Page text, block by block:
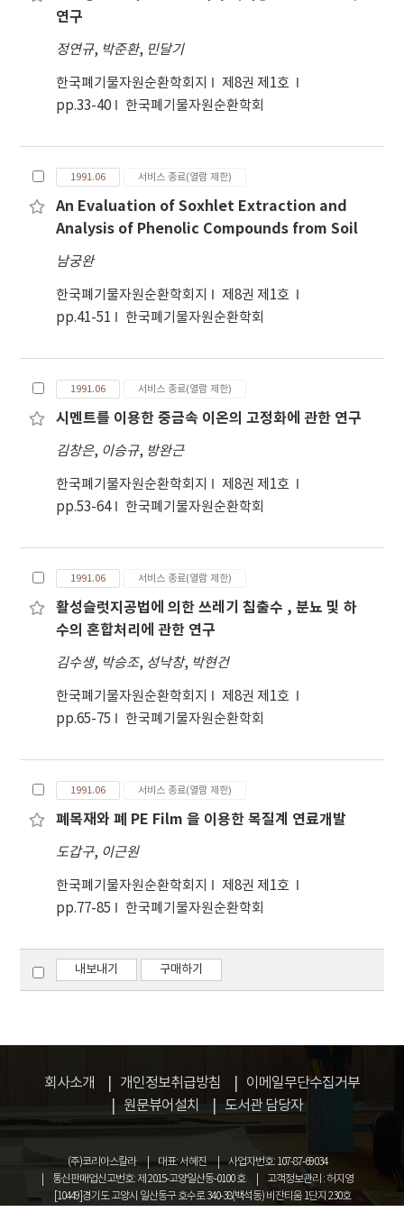
연구
정연규, 박준환, 민달기
한국폐기물자원순환학회지
제8권 제1호
pp.33-40
한국폐기물자원순환학회
1991.06 서비스 종료(열람 제한)
An Evaluation of Soxhlet Extraction and
Analysis of Phenolic Compounds from Soil
남궁완
한국폐기물자원순환학회지
제8권 제1호
pp.41-51
한국폐기물자원순환학회
1991.06 서비스 종료(열람 제한)
시멘트를 이용한 중금속 이온의 고정화에 관한 연구
김창은, 이승규, 방완근
한국폐기물자원순환학회지
제8권 제1호
pp.53-64
한국폐기물자원순환학회
1991.06 서비스 종료(열람 제한)
활성슬럿지공법에 의한 쓰레기 침출수 , 분뇨 및 하
수의 혼합처리에 관한 연구
김수생, 박승조, 성낙창, 박현건
한국폐기물자원순환학회지
제8권 제1호
pp.65-75
한국폐기물자원순환학회
1991.06 서비스 종료(열람 제한)
폐목재와 폐 PE Film 을 이용한 목질계 연료개발
도갑구, 이근원
한국폐기물자원순환학회지
제8권 제1호
pp.77-85
한국폐기물자원순환학회
내보내기 구매하기
회사소개 개인정보취급방침
이메일무단수집거부
원문뷰어설치
도서관 담당자
(주)코리아스칼라 대표: 서혜진
사업자번호: 107-87-69034
통신판매업신고번호: 제 2015-고양일산동-0100 호
고객정보관리 : 허지영
[10449]경기도 고양시 일산동구 호수로 340-38(백석동) 비잔티움 1단지 230호